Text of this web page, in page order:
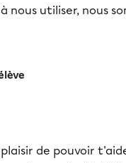
nous utiliser, nous
de pouvoir